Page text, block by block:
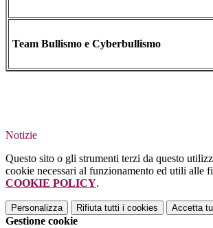
Team Bullismo e Cyberbullismo
Notizie
Questo sito o gli strumenti terzi da questo
cookie necessari al funzionamento ed utili alle
COOKIE POLICY.
Personalizza Rifiuta tutti i cookies Accetta
Gestione cookie